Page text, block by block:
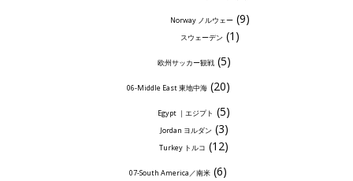
Norway ノルウェー(9)
スウェーデン (1)
欧州サッカー観戦(5)
06-Middle East 東地中海(20)
Egypt ｜エジプト (5)
Jordan ヨルダン (3)
Turkey トルコ (12)
07-South America／南米 (6)